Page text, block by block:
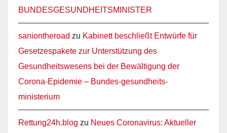
BUNDESGESUNDHEITSMINISTER
saniontheroad zu Kabinett beschließt Entwürfe für
Gesetzespakete zur Unterstützung des
Gesundheitswesens bei der Bewältigung der
Corona-Epidemie – Bundes-gesundheits-
ministerium
Rettung24h.blog zu Neues Coronavirus: Aktueller